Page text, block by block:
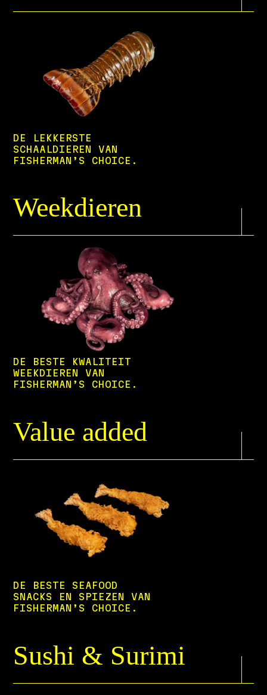
DE LEKKERSTE
SCHAALDIEREN VAN
FISHERMAN’S CHOICE.
Weekdieren
DE BESTE KWALITEIT
WEEKDIEREN VAN
FISHERMAN’S CHOICE.
Value added
DE BESTE SEAFOOD
SNACKS EN SPIEZEN VAN
FISHERMAN’S CHOICE.
Sushi & Surimi